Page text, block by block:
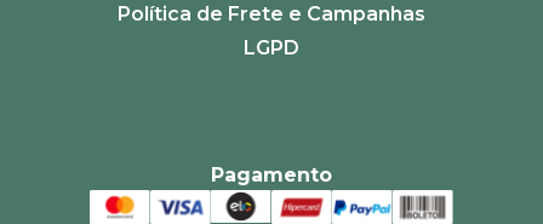
Política de Frete e Campanhas
LGPD
Pagamento